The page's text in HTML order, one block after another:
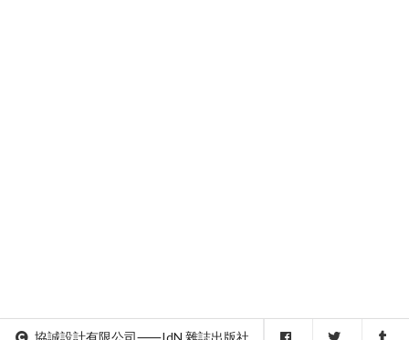
協誠設計有限公司⸺IdN 雜誌出版社